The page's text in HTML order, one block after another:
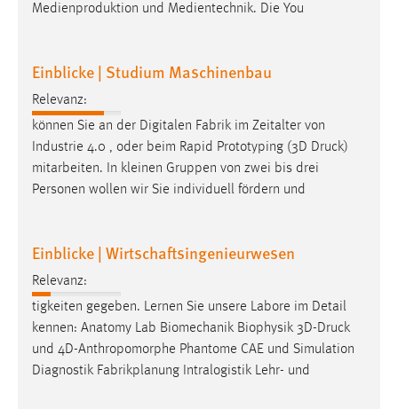
Medienproduktion und Medientechnik. Die You
Einblicke | Studium Maschinenbau
Relevanz:
können Sie an der Digitalen Fabrik im Zeitalter von
Industrie 4.0 , oder beim Rapid Prototyping (3D Druck)
mitarbeiten. In kleinen Gruppen von zwei bis drei
Personen wollen wir Sie individuell fördern und
Einblicke | Wirtschaftsingenieurwesen
Relevanz:
tigkeiten gegeben. Lernen Sie unsere Labore im Detail
kennen: Anatomy Lab Biomechanik Biophysik 3D-Druck
und 4D-Anthropomorphe Phantome CAE und Simulation
Diagnostik Fabrikplanung Intralogistik Lehr- und